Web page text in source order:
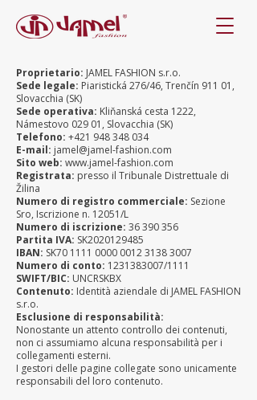
Proprietario: JAMEL FASHION s.r.o.
Sede legale: Piaristická 276/46, Trenčín 911 01,
Slovacchia (SK)
Sede operativa: Kliňanská cesta 1222,
Námestovo 029 01, Slovacchia (SK)
Telefono: +421 948 348 034
E-mail: jamel@jamel-fashion.com
Sito web: www.jamel-fashion.com
Registrata: presso il Tribunale Distrettuale di
Žilina
Numero di registro commerciale: Sezione
Sro, Iscrizione n. 12051/L
Numero di iscrizione: 36 390 356
Partita IVA: SK2020129485
IBAN: SK70 1111 0000 0012 31383007
Numero di conto: 1231383007/1111
SWIFT/BIC: UNCRSKBX
Contenuto: Identità aziendale di JAMEL FASHION
s.r.o.
Esclusione di responsabilità:
Nonostante un attento controllo dei contenuti,
non ci assumiamo alcuna responsabilità per i
collegamenti esterni.
I gestori delle pagine collegate sono unicamente
responsabili del loro contenuto.